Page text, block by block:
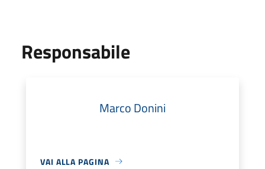
Responsabile
Marco Donini
VAI ALLA PAGINA